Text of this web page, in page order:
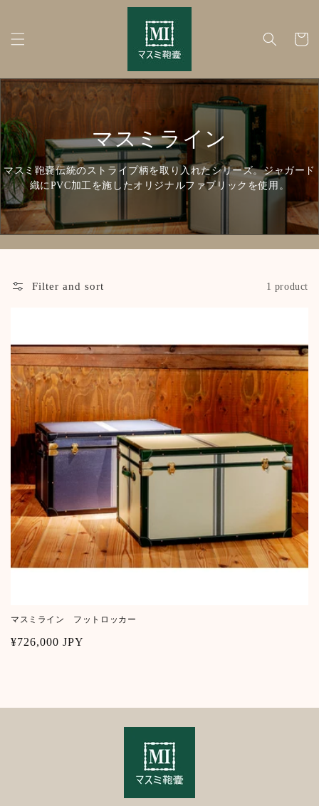
Cart
C
o
l
l
e
o
n
:
マスミライン
マスミ鞄嚢伝統のストライプ柄を取り入れたシリーズ。ジャガード
織にPVC加工を施したオリジナルファブリックを使用。
Filter and sort 1 product
マスミライン フットロッカー
Regular
¥726,000 JPY